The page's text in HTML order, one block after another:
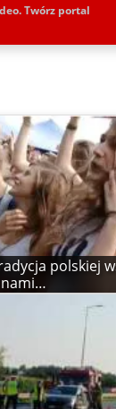
Twórz portal
polskiej